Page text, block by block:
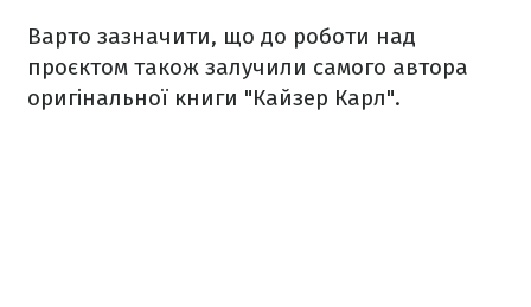
Варто зазначити, що до роботи над
проєктом також залучили самого автора
оригінальної книги "Кайзер Карл".